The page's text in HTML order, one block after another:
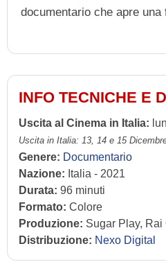
documentario che apre
INFO TECNICHE E
Uscita al Cinema in Italia:
Uscita in Italia: 13, 14 e 15
Genere: Documentario
Nazione: Italia - 2021
Durata: 96 minuti
Formato: Colore
Produzione: Sugar Play,
Distribuzione: Nexo Digital